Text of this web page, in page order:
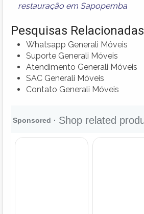
restauração em Sapopemba
Pesquisas Relacionadas
Whatsapp Generali Móveis
Suporte Generali Móveis
Atendimento Generali Móveis
SAC Generali Móveis
Contato Generali Móveis